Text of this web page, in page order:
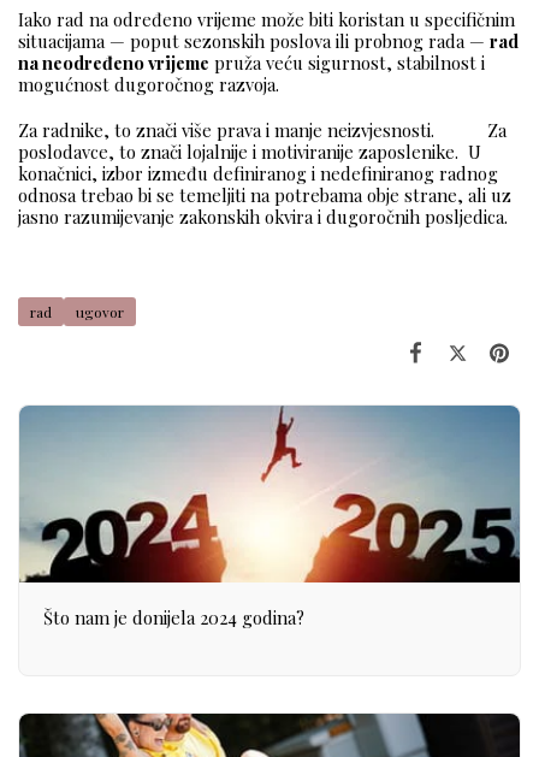
Iako rad na određeno vrijeme može biti koristan u specifičnim
situacijama — poput sezonskih poslova ili probnog rada — rad
na neodređeno vrijeme pruža veću sigurnost, stabilnost i
mogućnost dugoročnog razvoja.
Za radnike, to znači više prava i manje neizvjesnosti. Za
poslodavce, to znači lojalnije i motiviranije zaposlenike. U
konačnici, izbor između definiranog i nedefiniranog radnog
odnosa trebao bi se temeljiti na potrebama obje strane, ali uz
jasno razumijevanje zakonskih okvira i dugoročnih posljedica.
rad ugovor
Što nam je donijela 2024 godina?